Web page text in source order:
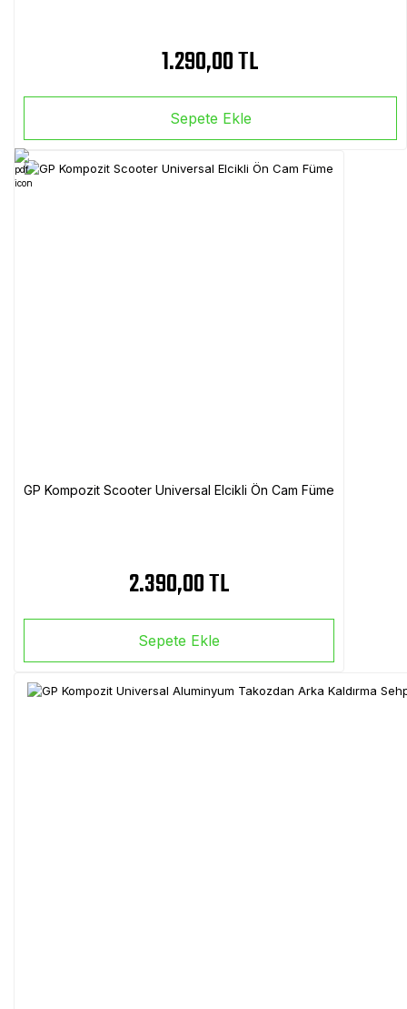
1.290,00 TL
Sepete Ekle
GP Kompozit Scooter Universal Elcikli Ön Cam Füme
2.390,00 TL
Sepete Ekle